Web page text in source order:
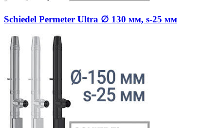
Schiedel Permeter Ultra ∅ 130 мм, s-25 мм